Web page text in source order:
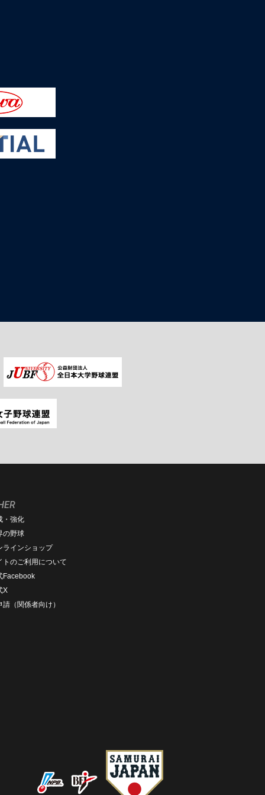
・強化
の野球
ラインショップ
トのご利用について
Facebook
X
請（関係者向け）